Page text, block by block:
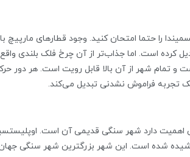
کرده است. اما جذاب‌تر از آن چرخ فلک بلندی
یک تجربه فراموش نشدنی تبدیل می‌کند.
اهمیت دارد شهر سنگی قدیمی آن است.
شده است. این شهر بزرگترین شهر سنگی